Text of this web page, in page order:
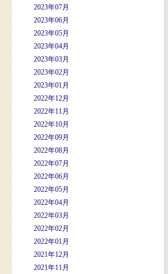
2023年07月
2023年06月
2023年05月
2023年04月
2023年03月
2023年02月
2023年01月
2022年12月
2022年11月
2022年10月
2022年09月
2022年08月
2022年07月
2022年06月
2022年05月
2022年04月
2022年03月
2022年02月
2022年01月
2021年12月
2021年11月